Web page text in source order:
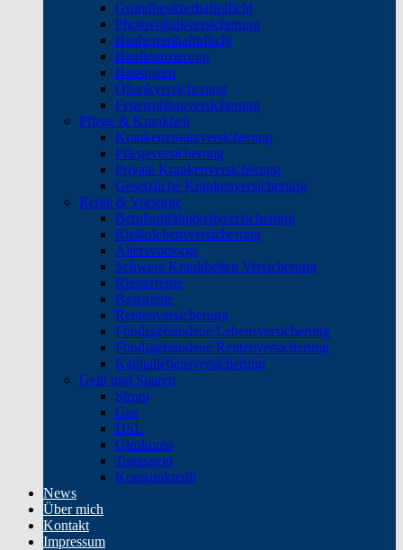
Grundbesitzerhaftpflicht
Photovoltaikversicherung
Bauherrenhaftpflicht
Baufinanzierung
Bausparen
Öltankversicherung
Feuerrohbauversicherung
Pflege & Krankheit
Krankenzusatzversicherung
Pflegeversicherung
Private Krankenversicherung
Gesetzliche Krankenversicherung
Rente & Vorsorge
Berufs­unfähigkeitsversicherung
Risikolebensversicherung
Altersvorsorge
Schwere Krankheiten Versicherung
Riesterrente
Basisrente
Rentenversicherung
Fondsgebundene Lebensversicherung
Fondsgebundene Rentenversicherung
Kapitallebensversicherung
Geld und Sparen
Strom
Gas
DSL
Girokonto
Tagesgeld
Konsumkredit
News
Über mich
Kontakt
Impressum